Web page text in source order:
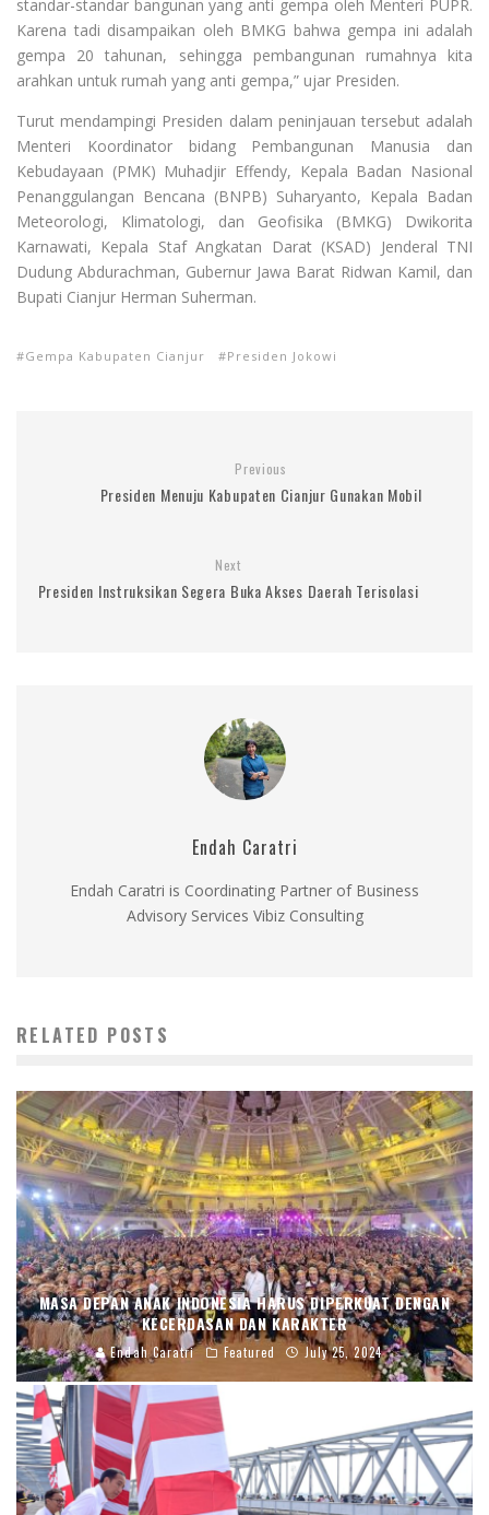
standar-standar bangunan yang anti gempa oleh Menteri PUPR.
Karena tadi disampaikan oleh BMKG bahwa gempa ini adalah
gempa 20 tahunan, sehingga pembangunan rumahnya kita
arahkan untuk rumah yang anti gempa,” ujar Presiden.
Turut mendampingi Presiden dalam peninjauan tersebut adalah
Menteri Koordinator bidang Pembangunan Manusia dan
Kebudayaan (PMK) Muhadjir Effendy, Kepala Badan Nasional
Penanggulangan Bencana (BNPB) Suharyanto, Kepala Badan
Meteorologi, Klimatologi, dan Geofisika (BMKG) Dwikorita
Karnawati, Kepala Staf Angkatan Darat (KSAD) Jenderal TNI
Dudung Abdurachman, Gubernur Jawa Barat Ridwan Kamil, dan
Bupati Cianjur Herman Suherman.
Gempa Kabupaten Cianjur Presiden Jokowi
Previous
Presiden Menuju Kabupaten Cianjur Gunakan Mobil
Next
Presiden Instruksikan Segera Buka Akses Daerah Terisolasi
Endah Caratri
Endah Caratri is Coordinating Partner of Business
Advisory Services Vibiz Consulting
RELATED POSTS
MASA DEPAN ANAK INDONESIA HARUS DIPERKUAT DENGAN
KECERDASAN DAN KARAKTER
Endah Caratri Featured July 25, 2024